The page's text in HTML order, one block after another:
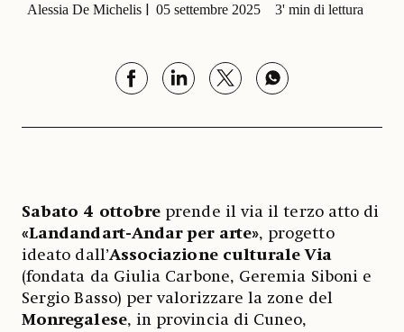
Alessia De Michelis 05 settembre 2025 3' min di lettura
Sabato 4 ottobre prende il via il terzo atto di
«Landandart-Andar per arte», progetto
ideato dall’Associazione culturale Via
(fondata da Giulia Carbone, Geremia Siboni e
Sergio Basso) per valorizzare la zone del
Monregalese, in provincia di Cuneo,